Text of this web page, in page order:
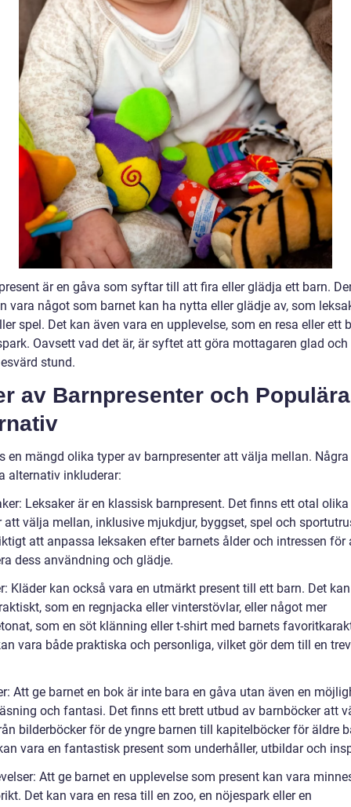
är en gåva som syftar till att fira eller glädja ett barn.
vara något som barnet kan ha nytta eller glädje av, som
spel. Det kan även vara en upplevelse, som en resa eller ett
Oavsett vad det är, är syftet att göra mottagaren glad
stund.
av Barnpresenter och Populära
en mängd olika typer av barnpresenter att välja mellan. Några
alternativ inkluderar:
Leksaker är en klassisk barnpresent. Det finns ett otal olika
att välja mellan, inklusive mjukdjur, byggset, spel och
att anpassa leksaken efter barnets ålder och intressen för
dess användning och glädje.
Kläder kan också vara en utmärkt present till ett barn. Det
som en regnjacka eller vinterstövlar, eller något mer
som en söt klänning eller t-shirt med barnets
vara både praktiska och personliga, vilket gör dem till en
Att ge barnet en bok är inte bara en gåva utan även en
och fantasi. Det finns ett brett utbud av barnböcker att
bilderböcker för de yngre barnen till kapitelböcker för äldre
vara en fantastisk present som underhåller, utbildar och
Att ge barnet en upplevelse som present kan vara
Det kan vara en resa till en zoo, en nöjespark eller en